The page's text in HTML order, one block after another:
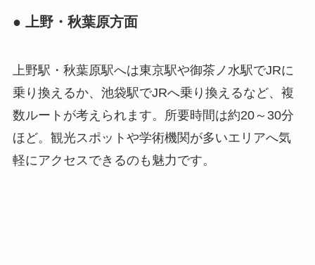
● 上野・秋葉原方面
上野駅・秋葉原駅へは東京駅や御茶ノ水駅でJRに
乗り換えるか、池袋駅でJRへ乗り換えるなど、複
数ルートが考えられます。所要時間は約20～30分
ほど。観光スポットや学術機関が多いエリアへ気
軽にアクセスできるのも魅力です。